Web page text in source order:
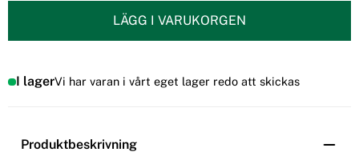
LÄGG I VARUKORGEN
I lagerVi har varan i vårt eget lager redo att skickas
Produktbeskrivning